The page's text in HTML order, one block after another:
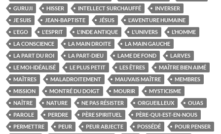
GURUJI
HISSER INTELLECT SURCHAUFFÉ
INVERSER
JE SUIS
JEAN-BAPTISTE JÉSUS
L'AVENTURE HUMAINE
L'EGO
L'ESPRIT L'INDE ANTIQUE L'UNIVERS
L’HOMME
LA CONSCIENCE
LA MAIN DROITE
LA MAIN GAUCHE
LA PART DU ROI
LA PART-DIEU LAME DE FOND
LARVES
LE MOI-IDÉALISÉ
LE PLUS PETIT LES ÊTRES
MAÎTRE BIEN AIMÉ
MAÎTRES
MALADROITEMENT MAUVAIS MAÎTRE
MEMBRES
MISSION
MONTRÉ DU DOIGT MOURIR
MYSTICISME
NAÎTRE
NATURE NE PAS RÉSISTER ORGUEILLEUX
OUAS
PAROLE
PERDRE PÈRE SPIRITUEL
PÈRE-QUI-EST-EN-NOUS
PERMETTRE
PEUR PEUR ABJECTE POSSÉDÉ
POUR PENSER